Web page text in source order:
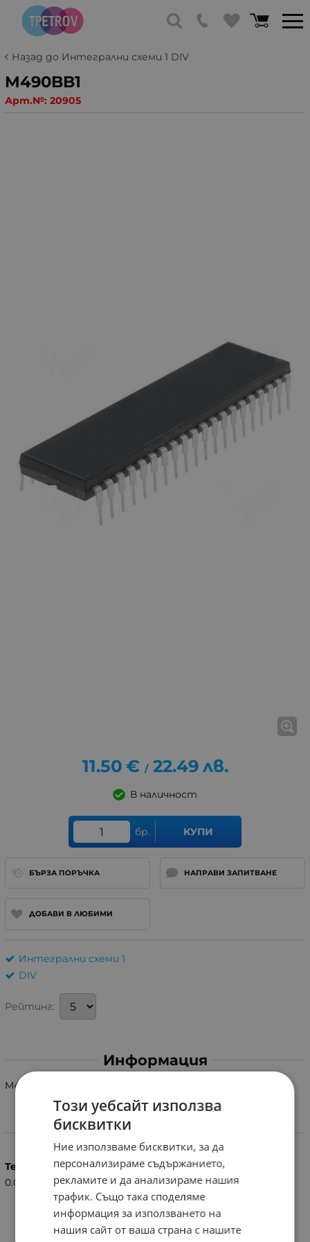
Назад до Интегрални схеми 1 DIV
M490BB1
Арт.№: 20905
11.50 € / 22.49 лв.
В наличност
бр. КУПИ
БЪРЗА ПОРЪЧКА НАПРАВИ ЗАПИТВАНЕ
ДОБАВИ В ЛЮБИМИ
Интегрални схеми 1
DIV
Рейтинг:
Информация
M490BB1
Характеристики
Тегло (кг.)
0.01
Този уебсайт използва
бисквитки
Ние използваме бисквитки, за да
персонализираме съдържанието,
рекламите и да анализираме нашия
трафик. Също така споделяме
информация за използването на
нашия сайт от ваша страна с нашите